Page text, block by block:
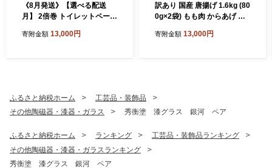
《8月発送》【選べる配送
月】 2倍巻 トイレットペーパ
パック 100m ふるさと納税
一関市
寄附金額 13,000円
訳あり 国産 唐揚げ 1.6kg (80
0g×2袋) もも肉 からあげ か
品 お弁当 弁当 おかず 惣菜
寄附金額 13,000円
ふるさと納税ホーム
工芸品・装飾品
その他陶磁器・漆器・ガラス
秀衡塗 漆グラス 銀河 ペア
ふるさと納税ホーム ランキング
工芸品・装飾品ランキング
その他陶磁器・漆器・ガラスランキング
秀衡塗 漆グラス 銀河 ペア